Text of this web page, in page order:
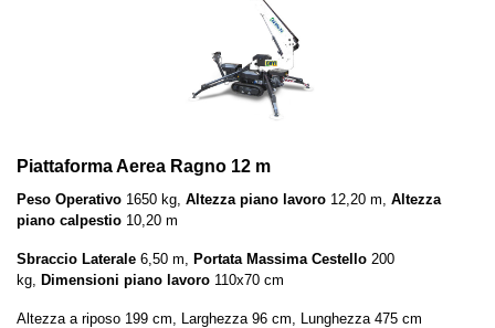
Piattaforma Aerea Ragno 12 m
Peso Operativo 1650 kg, Altezza piano lavoro 12,20 m, Altezza
piano calpestio 10,20 m
Sbraccio Laterale 6,50 m, Portata Massima Cestello 200
kg,
Dimensioni piano lavoro 110x70 cm
Altezza a riposo 199 cm, Larghezza 96 cm, Lunghezza 475 cm